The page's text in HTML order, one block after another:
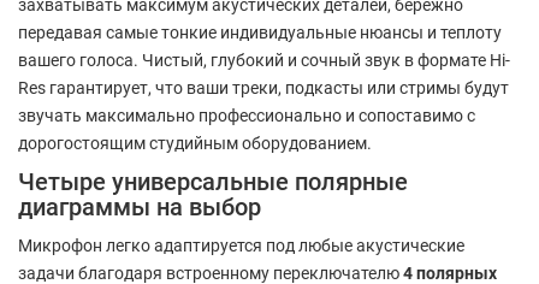
захватывать максимум акустических деталей, бережно
передавая самые тонкие индивидуальные нюансы и теплоту
вашего голоса. Чистый, глубокий и сочный звук в формате Hi-
Res гарантирует, что ваши треки, подкасты или стримы будут
звучать максимально профессионально и сопоставимо с
дорогостоящим студийным оборудованием.
Четыре универсальные полярные
диаграммы на выбор
Микрофон легко адаптируется под любые акустические
задачи благодаря встроенному переключателю4 полярных